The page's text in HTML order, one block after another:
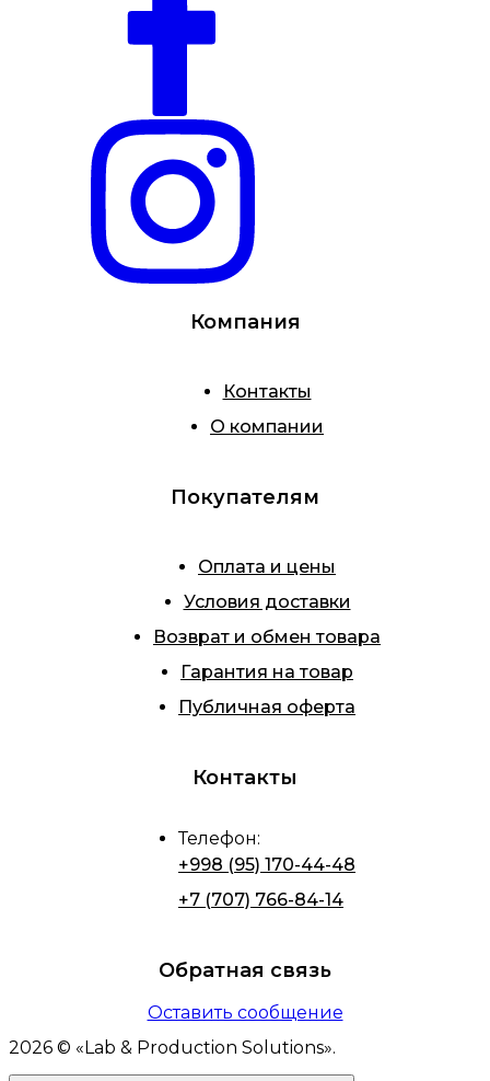
Компания
Контакты
О компании
Покупателям
Оплата и цены
Условия доставки
Возврат и обмен товара
Гарантия на товар
Публичная оферта
Контакты
Телефон:
+998 (95) 170-44-48
+7 (707) 766-84-14
Обратная связь
Оставить сообщение
2026 © « Lab & Production Solutions».